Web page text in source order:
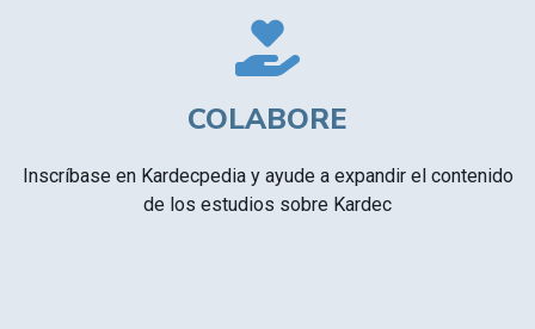
COLABORE
Inscríbase en Kardecpedia y ayude a expandir el contenido
de los estudios sobre Kardec